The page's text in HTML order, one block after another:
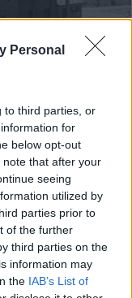
Personal
to third parties, or
for
below opt-out
that after your
seeing
utilized by
parties prior to
of the further
third parties on the
information may
the IAB’s List of
al momento